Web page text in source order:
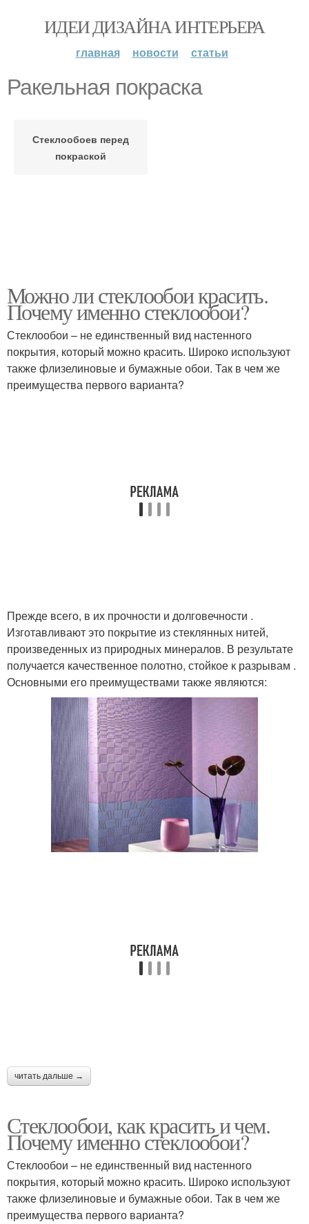
ИДЕИ ДИЗАЙНА ИНТЕРЬЕРА
главная новости статьи
Ракельная покраска
Стеклообоев перед
покраской
Можно ли стеклообои красить.
Почему именно стеклообои?
Стеклообои – не единственный вид настенного
покрытия, который можно красить. Широко используют
также флизелиновые и бумажные обои. Так в чем же
преимущества первого варианта?
Прежде всего, в их прочности и долговечности .
Изготавливают это покрытие из стеклянных нитей,
произведенных из природных минералов. В результате
получается качественное полотно, стойкое к разрывам .
Основными его преимуществами также являются:
читать дальше →
Стеклообои, как красить и чем.
Почему именно стеклообои?
Стеклообои – не единственный вид настенного
покрытия, который можно красить. Широко используют
также флизелиновые и бумажные обои. Так в чем же
преимущества первого варианта?